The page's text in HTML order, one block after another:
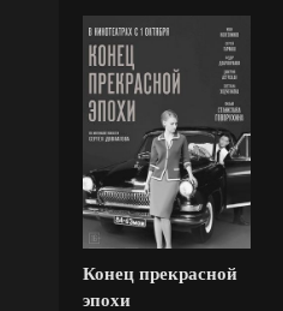
Конец прекрасной
эпохи